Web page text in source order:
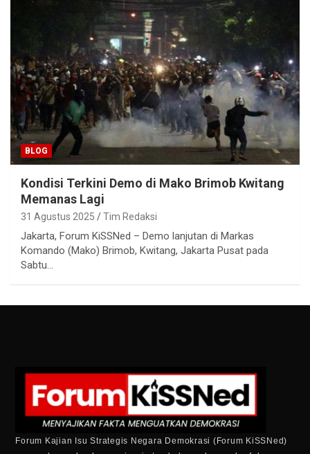
BLOG
Kondisi Terkini Demo di Mako Brimob Kwitang
Memanas Lagi
31 Agustus 2025 Tim Redaksi
Jakarta, Forum KiSSNed – Demo lanjutan di Markas
Komando (Mako) Brimob, Kwitang, Jakarta Pusat pada
Sabtu…
Forum Kajian Isu Strategis Negara Demokrasi (Forum KiSSNed)